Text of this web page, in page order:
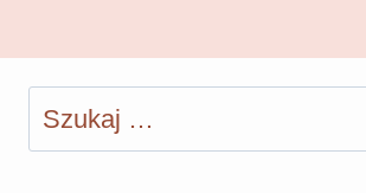
Szukaj: